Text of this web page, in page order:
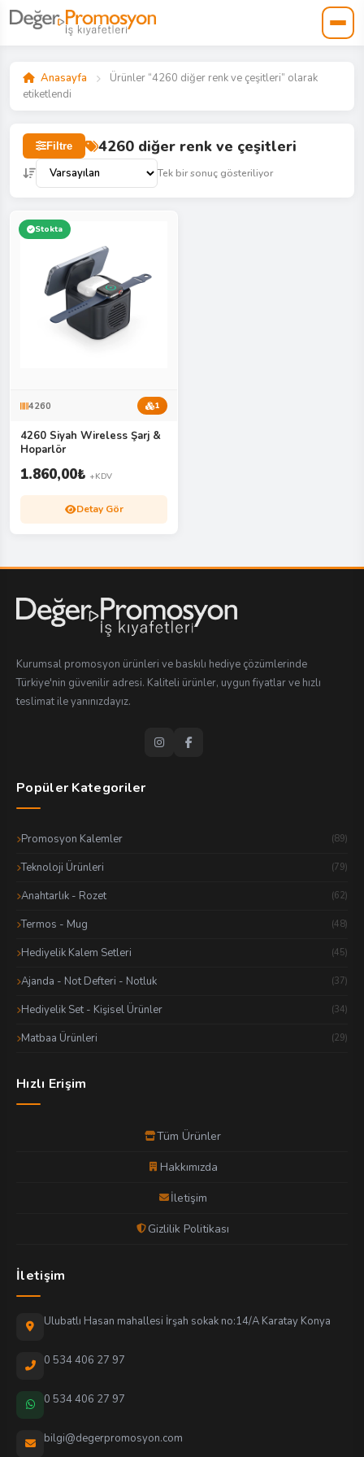
Anasayfa
Ürünler “4260 diğer renk ve çeşitleri” olarak
etiketlendi
Filtre 4260 diğer renk ve çeşitleri
Tek bir sonuç gösteriliyor
Stokta
4260 1
4260 Siyah Wireless Şarj &
Hoparlör
1.860,00₺ +KDV
Detay Gör
Kurumsal promosyon ürünleri ve baskılı hediye çözümlerinde
Türkiye'nin güvenilir adresi. Kaliteli ürünler, uygun fiyatlar ve hızlı
teslimat ile yanınızdayız.
Popüler Kategoriler
Promosyon Kalemler (89)
Teknoloji Ürünleri (79)
Anahtarlık - Rozet (62)
Termos - Mug (48)
Hediyelik Kalem Setleri (45)
Ajanda - Not Defteri - Notluk (37)
Hediyelik Set - Kişisel Ürünler (34)
Matbaa Ürünleri (29)
Hızlı Erişim
Tüm Ürünler
Hakkımızda
İletişim
Gizlilik Politikası
İletişim
Ulubatlı Hasan mahallesi İrşah sokak no:14/A Karatay Konya
0 534 406 27 97
0 534 406 27 97
bilgi@degerpromosyon.com